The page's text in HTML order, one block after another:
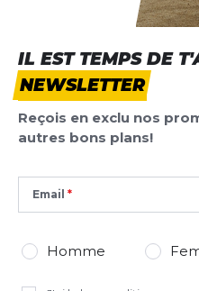
IL EST TEMPS DE
NEWSLETTER
Reçois en exclu nos
autres bons plans!
Email
Homme